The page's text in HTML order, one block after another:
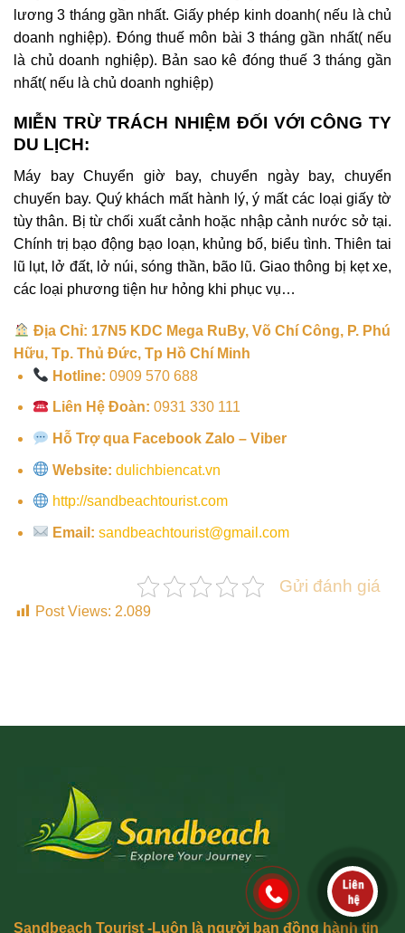
lương 3 tháng gần nhất. Giấy phép kinh doanh( nếu là chủ
doanh nghiệp). Đóng thuế môn bài 3 tháng gần nhất( nếu
là chủ doanh nghiệp). Bản sao kê đóng thuế 3 tháng gần
nhất( nếu là chủ doanh nghiệp)
MIỄN TRỪ TRÁCH NHIỆM ĐỐI VỚI CÔNG TY
DU LỊCH:
Máy bay Chuyển giờ bay, chuyển ngày bay, chuyển
chuyến bay. Quý khách mất hành lý, ý mất các loại giấy tờ
tùy thân. Bị từ chối xuất cảnh hoặc nhập cảnh nước sở tại.
Chính trị bạo động bạo loạn, khủng bố, biểu tình. Thiên tai
lũ lụt, lở đất, lở núi, sóng thần, bão lũ. Giao thông bị kẹt xe,
các loại phương tiện hư hỏng khi phục vụ…
Địa Chỉ: 17N5 KDC Mega RuBy, Võ Chí Công, P. Phú
Hữu, Tp. Thủ Đức, Tp Hồ Chí Minh
Hotline: 0909 570 688
Liên Hệ Đoàn: 0931 330 111
Hỗ Trợ qua Facebook Zalo – Viber
Website: dulichbiencat.vn
http://sandbeachtourist.com
Email: sandbeachtourist@gmail.com
Gửi đánh giá
Post Views: 2.089
Sandbeach Tourist -Luôn là người bạn đồng hành tin